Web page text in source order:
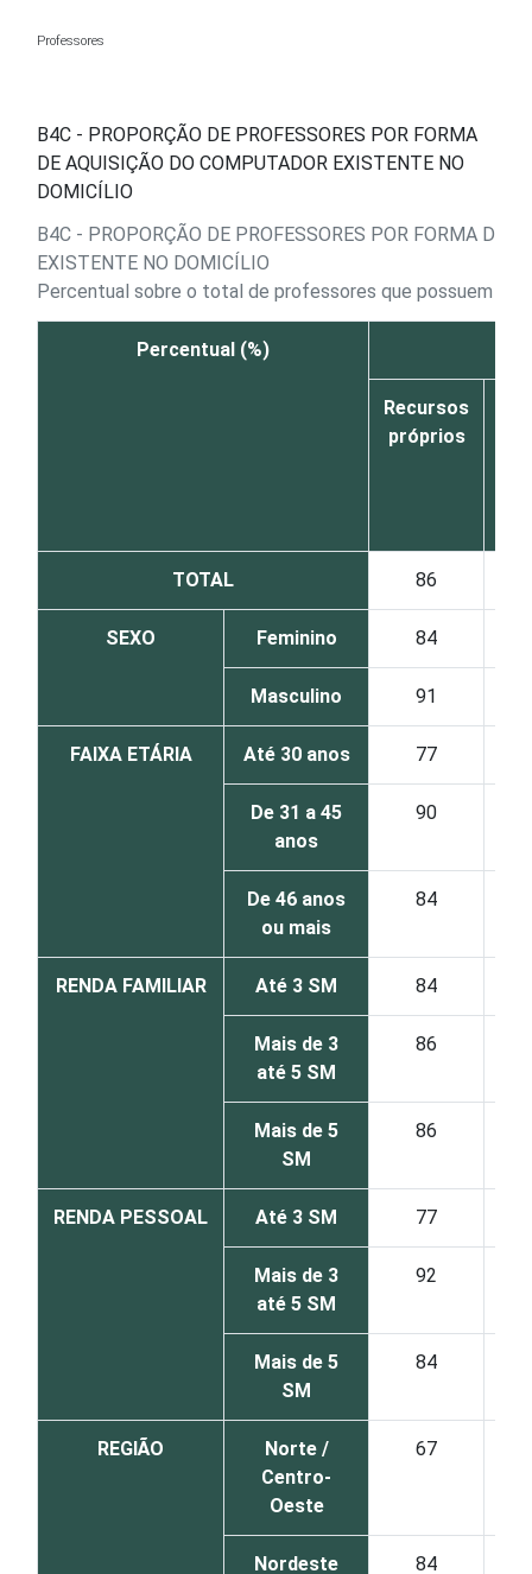
Professores
B4C - PROPORÇÃO DE PROFESSORES POR FORMA
DE AQUISIÇÃO DO COMPUTADOR EXISTENTE NO
DOMICÍLIO
B4C - PROPORÇÃO DE PROFESSORES POR FORMA DE
EXISTENTE NO DOMICÍLIO
Percentual sobre o total de professores que possuem
Percentual (%)
Recursos
próprios
TOTAL 86
SEXO Feminino 84
Masculino 91
FAIXA ETÁRIA Até 30 anos 77
De 31 a 45
anos
90
De 46 anos
ou mais
84
RENDA FAMILIAR Até 3 SM 84
Mais de 3
até 5 SM
86
Mais de 5
SM
86
RENDA PESSOAL Até 3 SM 77
Mais de 3
até 5 SM
92
Mais de 5
SM
84
REGIÃO
Norte /
Centro-
Oeste
67
Nordeste 84